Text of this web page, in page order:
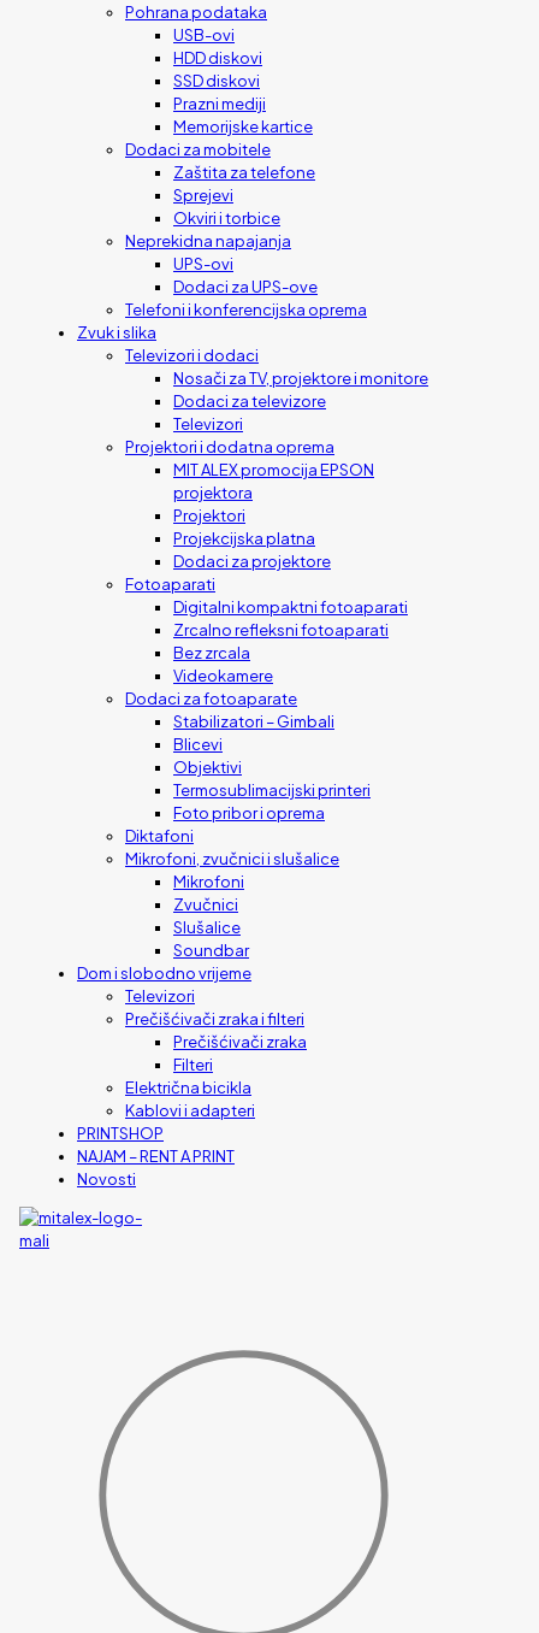
Pohrana podataka
USB-ovi
HDD diskovi
SSD diskovi
Prazni mediji
Memorijske kartice
Dodaci za mobitele
Zaštita za telefone
Sprejevi
Okviri i torbice
Neprekidna napajanja
UPS-ovi
Dodaci za UPS-ove
Telefoni i konferencijska oprema
Zvuk i slika
Televizori i dodaci
Nosači za TV, projektore i monitore
Dodaci za televizore
Televizori
Projektori i dodatna oprema
MIT ALEX promocija EPSON
projektora
Projektori
Projekcijska platna
Dodaci za projektore
Fotoaparati
Digitalni kompaktni fotoaparati
Zrcalno refleksni fotoaparati
Bez zrcala
Videokamere
Dodaci za fotoaparate
Stabilizatori – Gimbali
Blicevi
Objektivi
Termosublimacijski printeri
Foto pribor i oprema
Diktafoni
Mikrofoni, zvučnici i slušalice
Mikrofoni
Zvučnici
Slušalice
Soundbar
Dom i slobodno vrijeme
Televizori
Prečišćivači zraka i filteri
Prečišćivači zraka
Filteri
Električna bicikla
Kablovi i adapteri
PRINTSHOP
NAJAM – RENT A PRINT
Novosti